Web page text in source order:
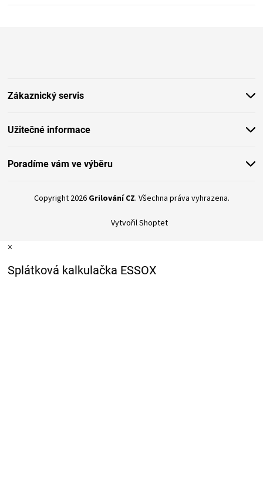
Zákaznický servis
Užitečné informace
Poradíme vám ve výběru
Vytvořil Shoptet
Copyright 2026 Grilování CZ. Všechna práva vyhrazena.
×
Splátková kalkulačka ESSOX